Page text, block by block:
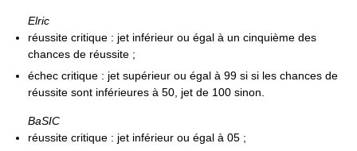
Elric
réussite critique : jet inférieur ou égal à un cinquième des
chances de réussite ;
échec critique : jet supérieur ou égal à 99 si si les chances de
réussite sont inférieures à 50, jet de 100 sinon.
BaSIC
réussite critique : jet inférieur ou égal à 05 ;